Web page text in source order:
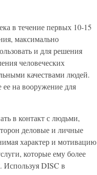
в течение первых 10-15
максимально
и для решения
человеческих
качествами людей.
на вооружение для
в контакт с людьми,
деловые и личные
характер и мотивацию
которые ему более
Используя DISC в